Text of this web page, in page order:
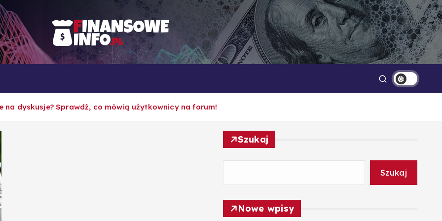
To i owo o rachunkowości, pracy, biznesie i ekonomii
dyskusje? Sprawdź, co mówią użytkownicy na forum!
Szukaj
Szukaj
Nowe wpisy